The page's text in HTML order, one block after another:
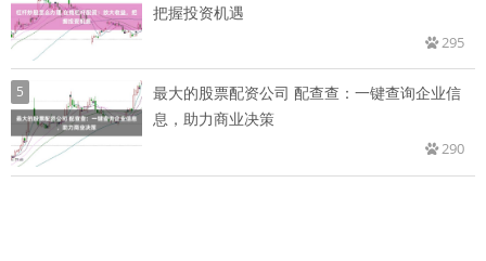
把握投资机遇
295
5
最大的股票配资公司 配查查：一键查询企业信
息，助力商业决策
290